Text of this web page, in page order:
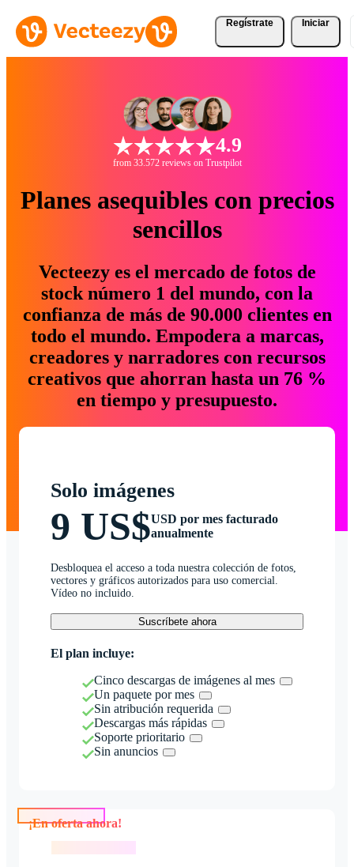
Regístrate Iniciar
4.9
from 33.572 reviews on Trustpilot
Planes asequibles con precios
sencillos
Vecteezy es el mercado de fotos de
stock número 1 del mundo, con la
confianza de más de 90.000 clientes en
todo el mundo. Empodera a marcas,
creadores y narradores con recursos
creativos que ahorran hasta un 76 %
en tiempo y presupuesto.
Solo imágenes
9 US$USD por mes facturado
anualmente
Desbloquea el acceso a toda nuestra colección de fotos,
vectores y gráficos autorizados para uso comercial.
Vídeo no incluido.
Suscríbete ahora
El plan incluye:
Cinco descargas de imágenes al mes
Un paquete por mes
Sin atribución requerida
Descargas más rápidas
Soporte prioritario
Sin anuncios